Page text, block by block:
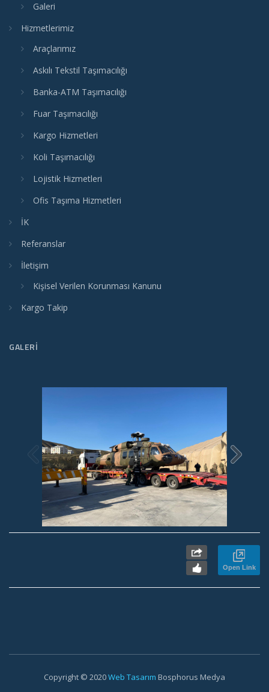
Galeri
Hizmetlerimiz
Araçlarımız
Askılı Tekstil Taşımacılığı
Banka-ATM Taşımacılığı
Fuar Taşımacılığı
Kargo Hizmetleri
Koli Taşımacılığı
Lojistik Hizmetleri
Ofis Taşıma Hizmetleri
İK
Referanslar
İletişim
Kişisel Verilen Korunması Kanunu
Kargo Takip
GALERI
Open Link
Copyright © 2020Web Tasarım Bosphorus Medya